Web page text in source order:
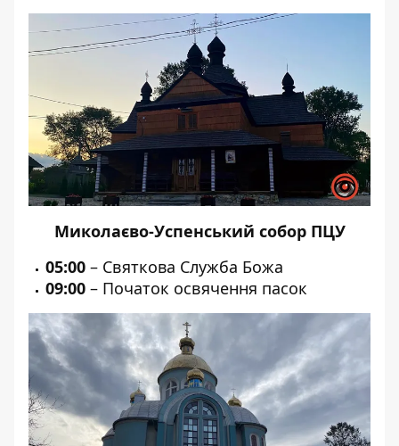
Миколаєво-Успенський собор ПЦУ
05:00 – Святкова Служба Божа
09:00 – Початок освячення пасок